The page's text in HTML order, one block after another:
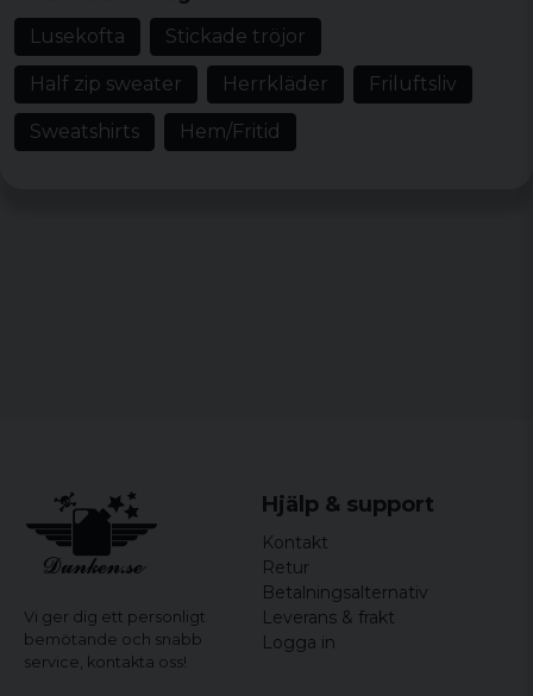
Design/detaljer:Röd basfärg, vitt
traditionellt lusemönster, halv dragkedja, hög
ribbad krage, ribbade muddar, ribbat benslut
Stil/känsla:Avslappnad vardagsstil
Färg: Röd/vit
Lusekofta
Stickade tröjor
Half zip sweater Herrkläder Friluftsliv
Sweatshirts Hem/Fritid
Vi ger dig ett personligt
bemötande och snabb
service, kontakta oss!
Hjälp & support
Kontakt
Retur
Betalningsalternativ
Leverans & frakt
Logga in